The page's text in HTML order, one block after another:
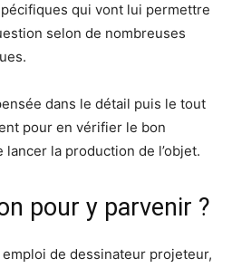
qui vont lui permettre
selon de nombreuses
dans le détail puis le tout
pour en vérifier le bon
la production de l’objet.
pour y parvenir ?
de dessinateur projeteur,